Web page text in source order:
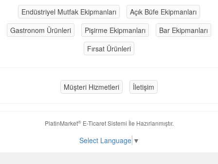
Endüstriyel Mutfak Ekipmanları
Açık Büfe Ekipmanları
Gastronom Ürünleri
Pişirme Ekipmanları
Bar Ekipmanları
Fırsat Ürünleri
Müşteri Hizmetleri İletişim
PlatinMarket®E-Ticaret Sistemi İle Hazırlanmıştır.
Select Language ▼